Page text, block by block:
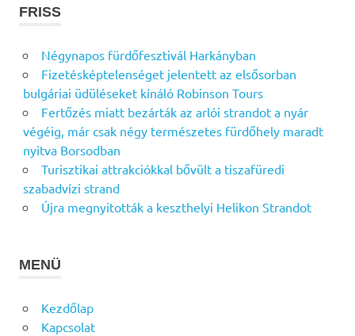
FRISS
Négynapos fürdőfesztivál Harkányban
Fizetésképtelenséget jelentett az elsősorban
bulgáriai üdüléseket kínáló Robinson Tours
Fertőzés miatt bezárták az arlói strandot a nyár
végéig, már csak négy természetes fürdőhely maradt
nyitva Borsodban
Turisztikai attrakciókkal bővült a tiszafüredi
szabadvízi strand
Újra megnyitották a keszthelyi Helikon Strandot
MENÜ
Kezdőlap
Kapcsolat